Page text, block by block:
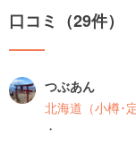
口コミ（29件）
つぶあん
北海道（小樽･
・